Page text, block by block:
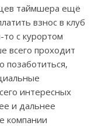
таймшера ещё
взнос в клуб
то с курортом
всего проходит
позаботиться,
интересных
и дальнее
компании